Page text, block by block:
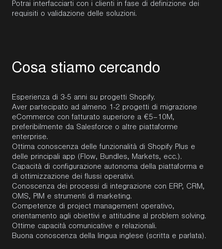
Potrai interfacciarti con i clienti in fase di definizione dei
requisiti o validazione delle soluzioni.
Cosa stiamo cercando
Esperienza di 3-5 anni su progetti Shopify.
Aver partecipato ad almeno 1-2 progetti di migrazione
eCommerce con fatturato superiore a €5–10M,
preferibilmente da Salesforce o altre piattaforme
enterprise.
Ottima conoscenza delle funzionalità di Shopify Plus e
delle principali app (Flow, Bundles, Markets, ecc.).
Capacità di configurazione autonoma della piattaforma e
di ottimizzazione dei flussi operativi.
Conoscenza dei processi di integrazione con ERP, CRM,
OMS, PIM e strumenti di marketing.
Competenze di project management operativo,
orientamento agli obiettivi e attitudine al problem solving.
Ottime capacità comunicative e relazionali.
Buona conoscenza della lingua inglese (scritta e parlata).